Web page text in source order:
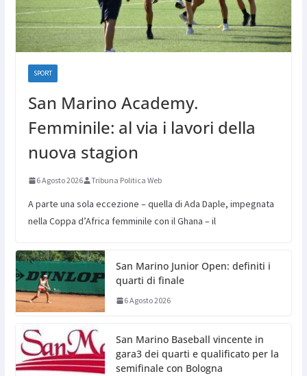
SPORT
San Marino Academy.
Femminile: al via i lavori della
nuova stagion
6 Agosto 2026 Tribuna Politica Web
A parte una sola eccezione – quella di Ada Daple, impegnata
nella Coppa d’Africa femminile con il Ghana – il
San Marino Junior Open: definiti i
quarti di finale
6 Agosto 2026
San Marino Baseball vincente in
gara3 dei quarti e qualificato per la
semifinale con Bologna